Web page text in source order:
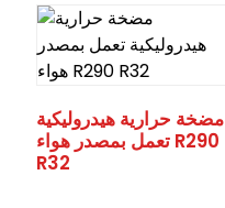
مضخة حرارية هيدروليكية
تعمل بمصدر هواء R290
R32